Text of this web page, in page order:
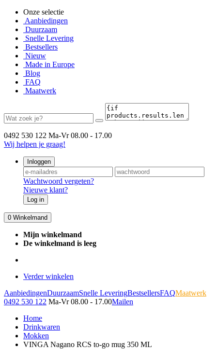
Onze selectie
Aanbiedingen
Duurzaam
Snelle Levering
Bestsellers
Nieuw
Made in Europe
Blog
FAQ
Maatwerk
0492 530 122 Ma-Vr 08.00 - 17.00
Wij helpen je graag!
Inloggen
Wachtwoord vergeten?
Nieuwe klant?
Log in
0 Winkelmand
Mijn winkelmand
De winkelmand is leeg
Verder winkelen
AanbiedingenDuurzaamSnelle LeveringBestsellersFAQMaatwerk
0492 530 122 Ma-Vr 08.00 - 17.00Mailen
Home
Drinkwaren
Mokken
VINGA Nagano RCS to-go mug 350 ML